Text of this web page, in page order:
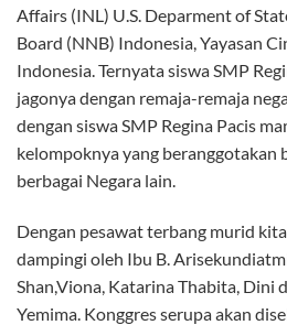
Affairs (INL) U.S. Deparment of
Board (NNB) Indonesia, Yayasan
Indonesia. Ternyata siswa SMP
jagonya dengan remaja-remaja
dengan siswa SMP Regina Pacis
kelompoknya yang beranggotakan
berbagai Negara lain.
Dengan pesawat terbang murid
dampingi oleh Ibu B.
Shan,Viona, Katarina Thabita, Dini
Yemima. Konggres serupa akan